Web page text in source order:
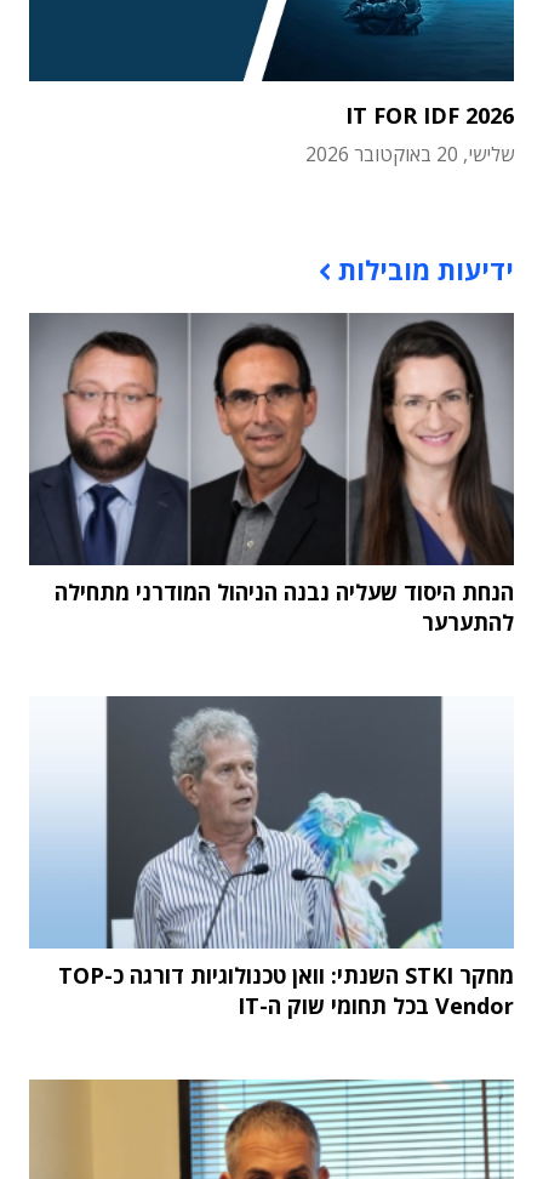
IT FOR IDF 2026
שלישי, 20 באוקטובר 2026
ידיעות מובילות
הנחת היסוד שעליה נבנה הניהול המודרני מתחילה
להתערער
מחקר STKI השנתי: וואן טכנולוגיות דורגה כ-TOP
Vendor בכל תחומי שוק ה-IT